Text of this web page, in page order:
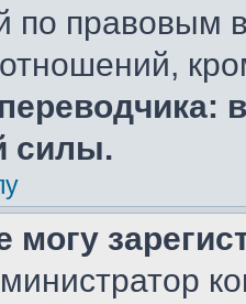
по правовым
силы.
могу